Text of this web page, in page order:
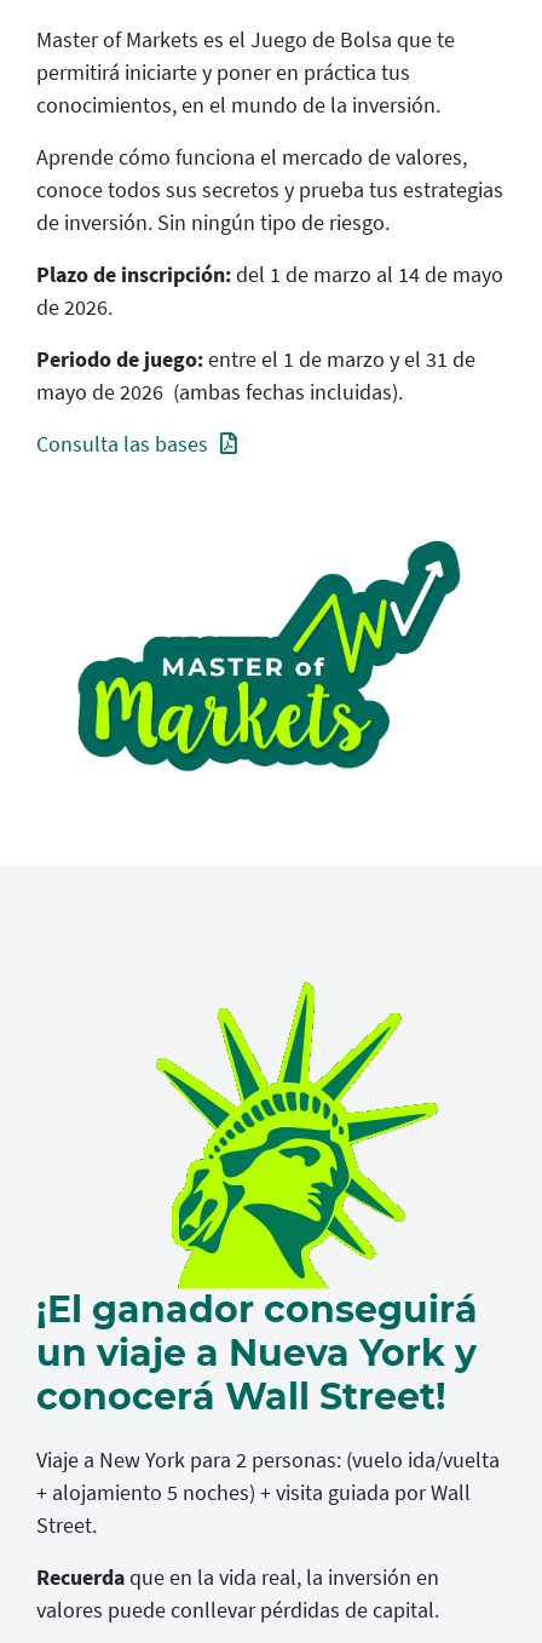
Master of Markets es el Juego de Bolsa que te
permitirá iniciarte y poner en práctica tus
conocimientos, en el mundo de la inversión.
Aprende cómo funciona el mercado de valores,
conoce todos sus secretos y prueba tus estrategias
de inversión. Sin ningún tipo de riesgo.
Plazo de inscripción:del 1 de marzo al 14 de mayo
de 2026.
Periodo de juego:entre el 1 de marzo y el 31 de
mayo de 2026 (ambas fechas incluidas).
Consulta las bases
¡El ganador conseguirá
un viaje a Nueva York y
conocerá Wall Street!
Viaje a New York para 2 personas: (vuelo ida/vuelta
+ alojamiento 5 noches) + visita guiada por Wall
Street.
Recuerdaque en la vida real, la inversión en
valores puede conllevar pérdidas de capital.